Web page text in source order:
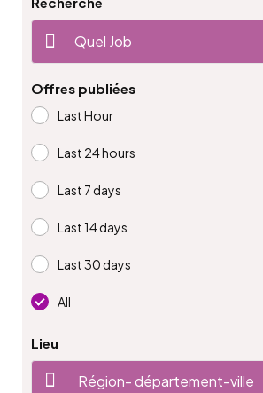
Offres publiées
Last Hour
Last 24 hours
Last 7 days
Last 14 days
Last 30 days
All
Lieu